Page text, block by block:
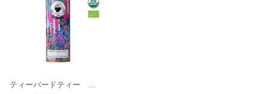
ティーバードティー ...